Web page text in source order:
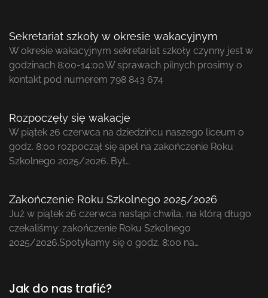
Sekretariat szkoły w okresie wakacyjnym
W okresie wakacyjnym sekretariat szkoły czynny jest w
godzinach 8:00-14:00.W sprawach pilnych prosimy o
kontakt pod numerem 798 843 674
Rozpoczęły się wakacje
W piątek 26 czerwca na dziedzińcu naszego liceum o
godz. 8:00 rozpoczął się apel na zakończenie Roku
Szkolnego 2025/2026. Był…
Zakończenie Roku Szkolnego 2025/2026
Już w piątek 26 czerwca nastąpi chwila, na którą długo
czekaliśmy: zakończenie Roku Szkolnego
2025/2026.Spotykamy się o godz. 8:00 na…
Jak do nas trafić?